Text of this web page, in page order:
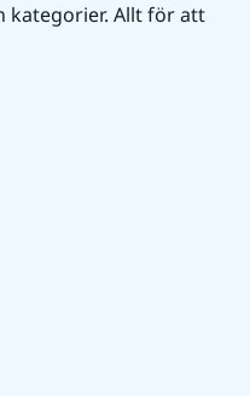
kategorier. Allt för att